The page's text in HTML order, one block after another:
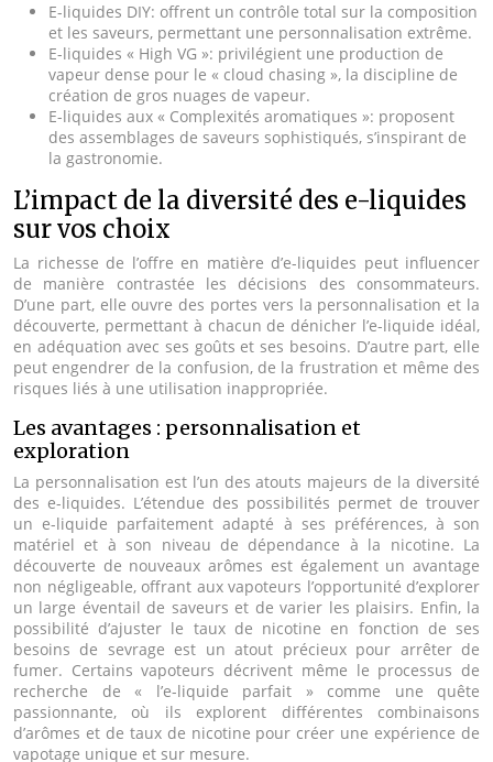
E-liquides DIY: offrent un contrôle total sur la composition
et les saveurs, permettant une personnalisation extrême.
E-liquides « High VG »: privilégient une production de
vapeur dense pour le « cloud chasing », la discipline de
création de gros nuages de vapeur.
E-liquides aux « Complexités aromatiques »: proposent
des assemblages de saveurs sophistiqués, s’inspirant de
la gastronomie.
L’impact de la diversité des e-liquides
sur vos choix
La richesse de l’offre en matière d’e-liquides peut influencer
de manière contrastée les décisions des consommateurs.
D’une part, elle ouvre des portes vers la personnalisation et la
découverte, permettant à chacun de dénicher l’e-liquide idéal,
en adéquation avec ses goûts et ses besoins. D’autre part, elle
peut engendrer de la confusion, de la frustration et même des
risques liés à une utilisation inappropriée.
Les avantages : personnalisation et
exploration
La personnalisation est l’un des atouts majeurs de la diversité
des e-liquides. L’étendue des possibilités permet de trouver
un e-liquide parfaitement adapté à ses préférences, à son
matériel et à son niveau de dépendance à la nicotine. La
découverte de nouveaux arômes est également un avantage
non négligeable, offrant aux vapoteurs l’opportunité d’explorer
un large éventail de saveurs et de varier les plaisirs. Enfin, la
possibilité d’ajuster le taux de nicotine en fonction de ses
besoins de sevrage est un atout précieux pour arrêter de
fumer. Certains vapoteurs décrivent même le processus de
recherche de « l’e-liquide parfait » comme une quête
passionnante, où ils explorent différentes combinaisons
d’arômes et de taux de nicotine pour créer une expérience de
vapotage unique et sur mesure.